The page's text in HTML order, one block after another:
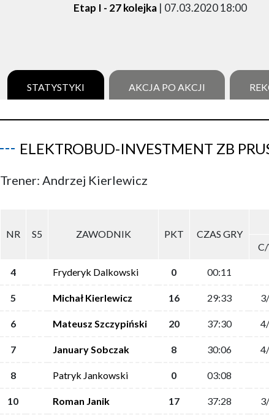
Etap I - 27 kolejka | 07.03.2020 18:00
STATYSTYKI AKCJA PO AKCJI
ELEKTROBUD-INVESTMENT ZB
Trener: Andrzej Kierlewicz
NR S5 ZAWODNIK PKT CZAS GRY
4 Fryderyk Dalkowski 0 00:11
5 Michał Kierlewicz 16 29:33
6 Mateusz Szczypiński 20 37:30
7 January Sobczak 8 30:06
8 Patryk Jankowski 0 03:08
10 Roman Janik 17 37:28